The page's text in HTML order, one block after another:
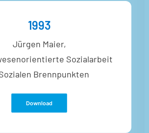
1993
Jürgen Maier,
Sozialarbeit
Brennpunkten
Download